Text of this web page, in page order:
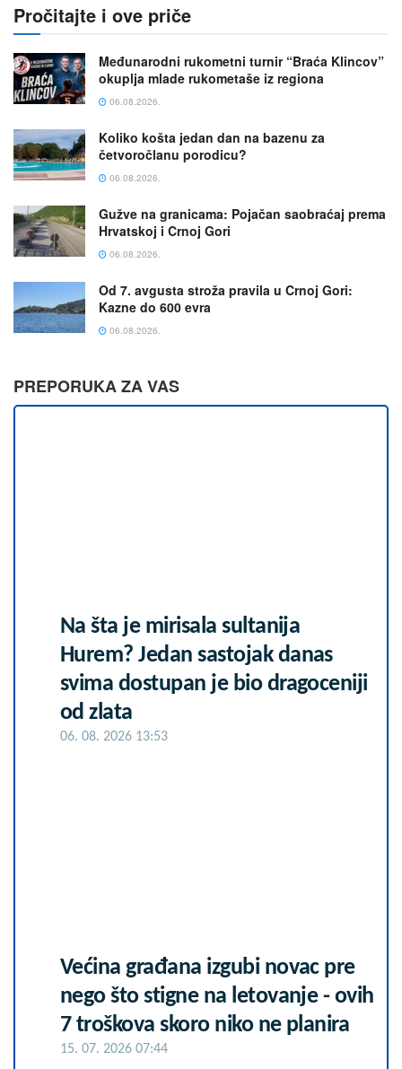
Pročitajte i ove priče
Međunarodni rukometni turnir “Braća Klincov”
okuplja mlade rukometaše iz regiona
06.08.2026.
Koliko košta jedan dan na bazenu za
četvoročlanu porodicu?
06.08.2026.
Gužve na granicama: Pojačan saobraćaj prema
Hrvatskoj i Crnoj Gori
06.08.2026.
Od 7. avgusta stroža pravila u Crnoj Gori:
Kazne do 600 evra
06.08.2026.
PREPORUKA ZA VAS
Na šta je mirisala sultanija
Hurem? Jedan sastojak danas
svima dostupan je bio dragoceniji
od zlata
06. 08. 2026 13:53
Većina građana izgubi novac pre
nego što stigne na letovanje - ovih
7 troškova skoro niko ne planira
15. 07. 2026 07:44